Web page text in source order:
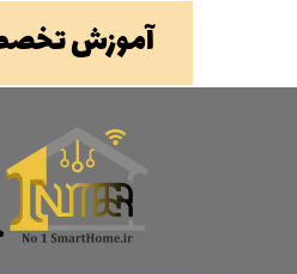
آموزش